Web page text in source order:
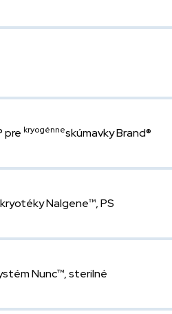
prekryogénneskúmavky Brand®
Nalgene™, PS
Nunc™, sterilné